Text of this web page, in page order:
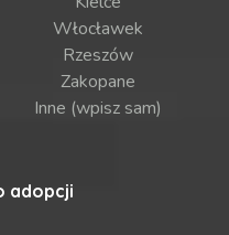
Włocławek
Rzeszów
Zakopane
Inne (wpisz sam)
adopcji